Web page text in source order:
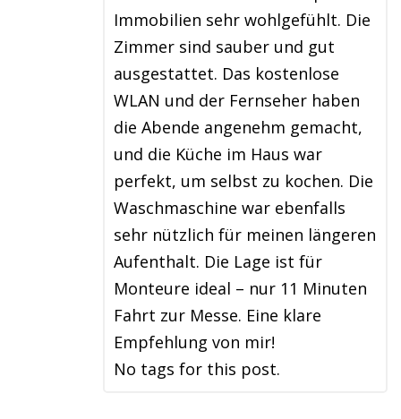
Immobilien sehr wohlgefühlt. Die
Zimmer sind sauber und gut
ausgestattet. Das kostenlose
WLAN und der Fernseher haben
die Abende angenehm gemacht,
und die Küche im Haus war
perfekt, um selbst zu kochen. Die
Waschmaschine war ebenfalls
sehr nützlich für meinen längeren
Aufenthalt. Die Lage ist für
Monteure ideal – nur 11 Minuten
Fahrt zur Messe. Eine klare
Empfehlung von mir!
No tags for this post.